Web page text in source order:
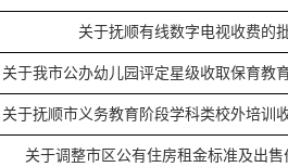
关于抚顺有线数字电视收费的
关于我市公办幼儿园评定星级收取保育教
关于抚顺市义务教育阶段学科类校外培训
关于调整市区公有住房租金标准及出售